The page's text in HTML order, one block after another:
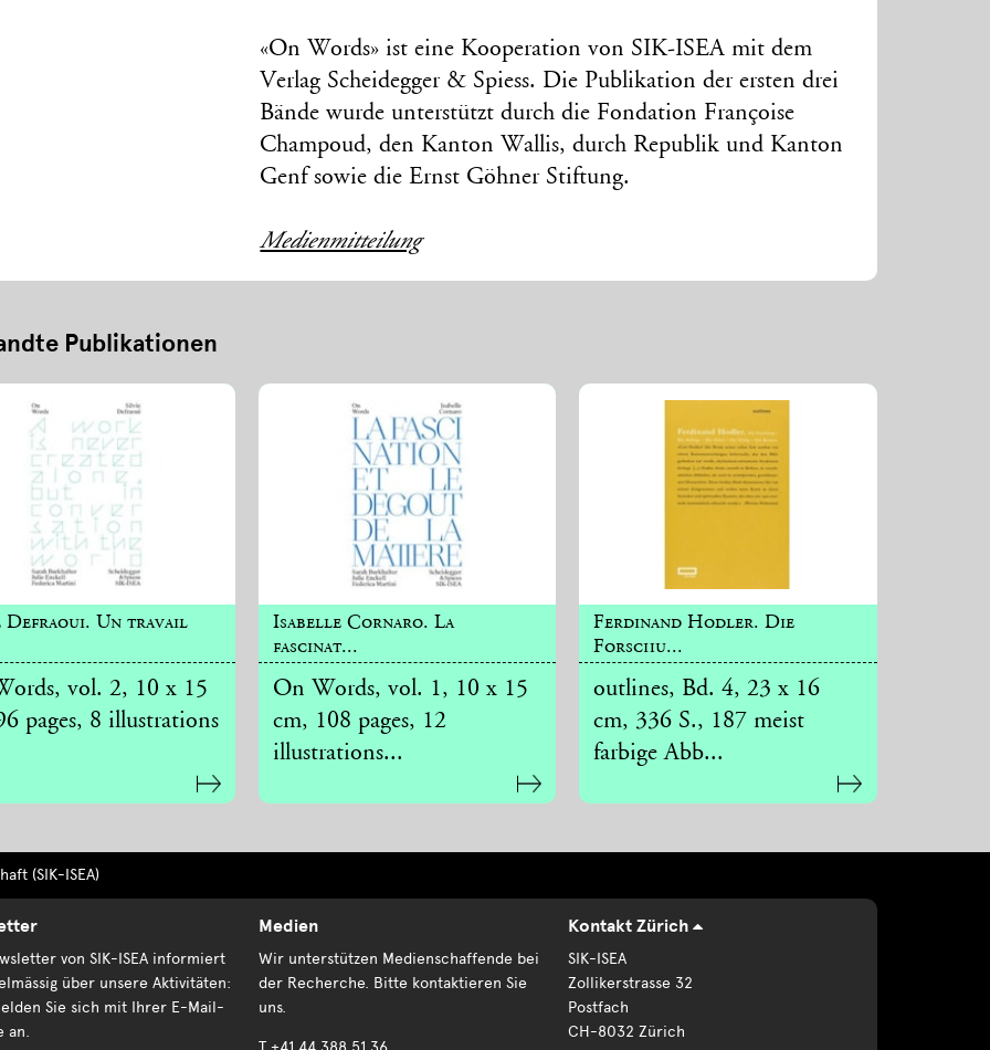
«On Words» ist eine Kooperation von SIK-ISEA mit dem
Verlag Scheidegger & Spiess. Die Publikation der ersten drei
Bände wurde unterstützt durch die Fondation Françoise
Champoud, den Kanton Wallis, durch Republik und Kanton
Genf sowie die Ernst Göhner Stiftung.
Medienmitteilung
Publikationen
Defraoui. Un travail
vol. 2, 10 x 15
pages, 8 illustrations
Isabelle Cornaro. La
fascinat...
On Words, vol. 1, 10 x 15
cm, 108 pages, 12
illustrations...
Ferdinand Hodler. Die
Forschu...
outlines, Bd. 4, 23 x 16
cm, 336 S., 187 meist
farbige Abb...
(SIK-ISEA)
von SIK-ISEA informiert
über unsere Aktivitäten:
Sie sich mit Ihrer E-Mail-
an.
Medien
Wir unterstützen Medienschaffende bei
der Recherche. Bitte kontaktieren Sie
uns.
Kontakt Zürich
SIK-ISEA
Zollikerstrasse 32
Postfach
CH-8032 Zürich